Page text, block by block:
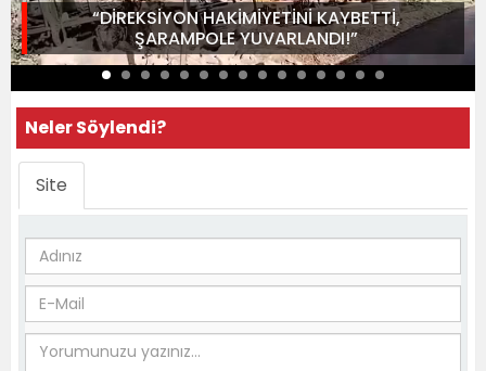
“DİREKSİYON HAKİMİYETİNİ KAYBETTİ,
ŞARAMPOLE YUVARLANDI!”
Neler Söylendi?
Site